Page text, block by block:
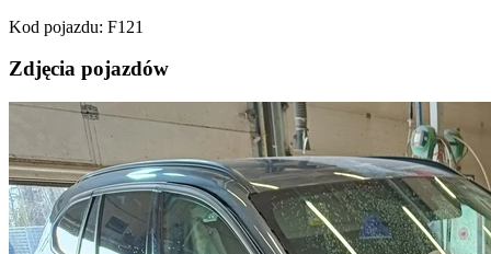
Kod pojazdu: F121
Zdjęcia pojazdów